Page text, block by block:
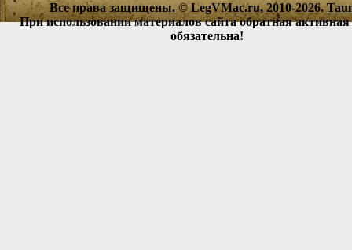
Все права защищены. © LegVMac.ru, 2010-2026.
При использовании материалов сайта обратная
обязательна!